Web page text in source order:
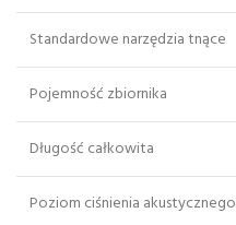
Standardowe narzędzia tnące
Pojemność zbiornika
Długość całkowita
Poziom ciśnienia akustycznego